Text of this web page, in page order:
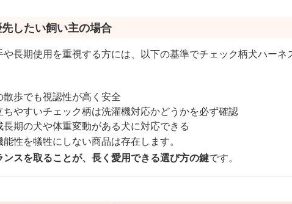
したい飼い主の場合
長期使用を重視する方には、以下の基準でチェック柄犬ハーネ
散歩でも視認性が高く安全
ちやすいチェック柄は洗濯機対応かどうかを必ず確認
長期の犬や体重変動がある犬に対応できる
性を犠牲にしない商品は存在します。
スを取ることが、長く愛用できる選び方の鍵です。